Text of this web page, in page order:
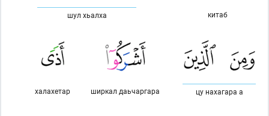
китаб
шул хьалха
цу нахагара а
ширкал даьчаргара
халахетар